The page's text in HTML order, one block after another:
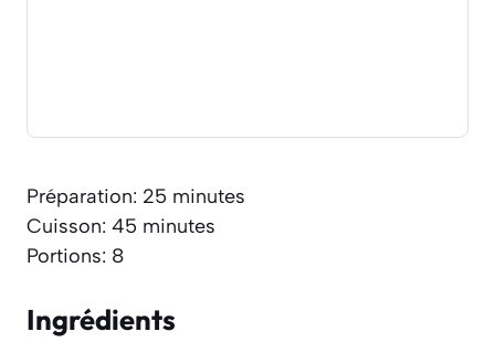
Préparation: 25 minutes
Cuisson: 45 minutes
Portions: 8
Ingrédients